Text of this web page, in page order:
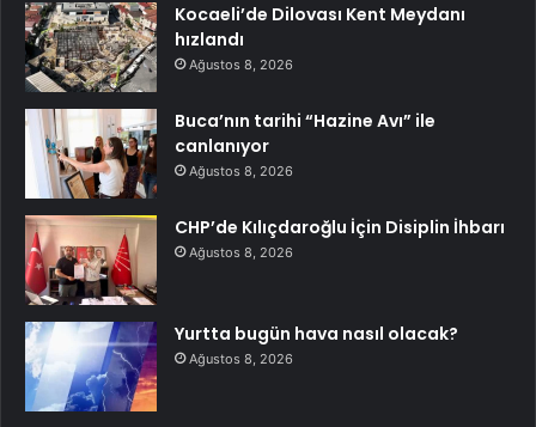
Kocaeli’de Dilovası Kent Meydanı
hızlandı
Ağustos 8, 2026
Buca’nın tarihi “Hazine Avı” ile
canlanıyor
Ağustos 8, 2026
CHP’de Kılıçdaroğlu İçin Disiplin İhbarı
Ağustos 8, 2026
Yurtta bugün hava nasıl olacak?
Ağustos 8, 2026